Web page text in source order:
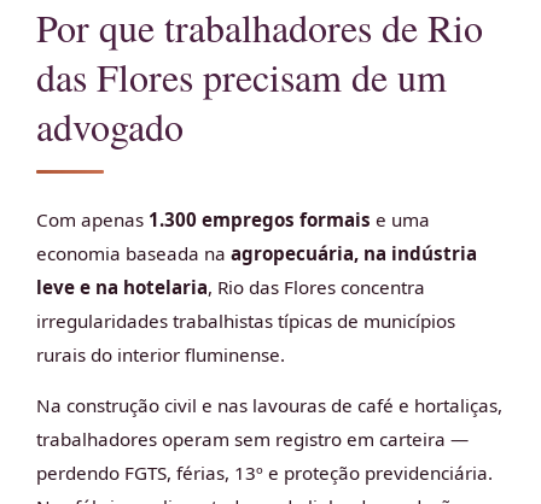
Por que trabalhadores de Rio
das Flores precisam de um
advogado
Com apenas 1.300 empregos formais e uma
economia baseada na agropecuária, na indústria
leve e na hotelaria, Rio das Flores concentra
irregularidades trabalhistas típicas de municípios
rurais do interior fluminense.
Na construção civil e nas lavouras de café e hortaliças,
trabalhadores operam sem registro em carteira —
perdendo FGTS, férias, 13º e proteção previdenciária.